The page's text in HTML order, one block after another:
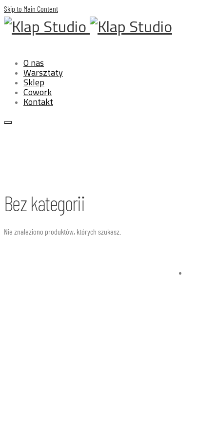
Skip to Main Content
O nas
Warsztaty
Sklep
Cowork
Kontakt
Bez kategorii
Nie znaleziono produktów, których szukasz.